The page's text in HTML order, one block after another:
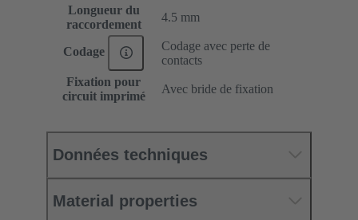
Longueur du
raccordement
4.5 mm
Codage
Codage avec perte de
contacts
Fixation pour
circuit imprimé
Avec bride de fixation
Données techniques
Material properties